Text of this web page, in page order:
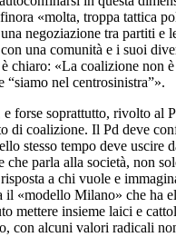
«molta, troppa tattica
negoziazione tra partiti e
una comunità e i suoi
chiaro: «La coalizione non
“siamo nel centrosinistra”».
forse soprattutto, rivolto al
di coalizione. Il Pd deve
stesso tempo deve uscire
che parla alla società, non
a chi vuole e
«modello Milano» che ha
mettere insieme laici e
con alcuni valori radicali